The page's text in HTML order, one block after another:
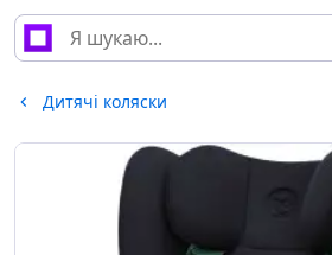
Дитячі коляски